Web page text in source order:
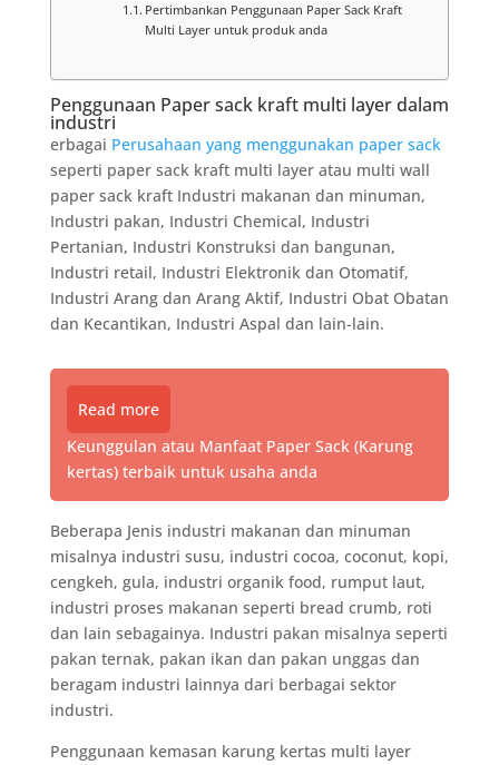
Pertimbankan Penggunaan Paper Sack Kraft
Multi Layer untuk produk anda
Penggunaan Paper sack kraft multi layer dalam
industri
erbagai Perusahaan yang menggunakan paper sack
seperti paper sack kraft multi layer atau multi wall
paper sack kraft Industri makanan dan minuman,
Industri pakan, Industri Chemical, Industri
Pertanian, Industri Konstruksi dan bangunan,
Industri retail, Industri Elektronik dan Otomatif,
Industri Arang dan Arang Aktif, Industri Obat Obatan
dan Kecantikan, Industri Aspal dan lain-lain.
Read more
Keunggulan atau Manfaat Paper Sack (Karung
kertas) terbaik untuk usaha anda
Beberapa Jenis industri makanan dan minuman
misalnya industri susu, industri cocoa, coconut, kopi,
cengkeh, gula, industri organik food, rumput laut,
industri proses makanan seperti bread crumb, roti
dan lain sebagainya. Industri pakan misalnya seperti
pakan ternak, pakan ikan dan pakan unggas dan
beragam industri lainnya dari berbagai sektor
industri.
Penggunaan kemasan karung kertas multi layer